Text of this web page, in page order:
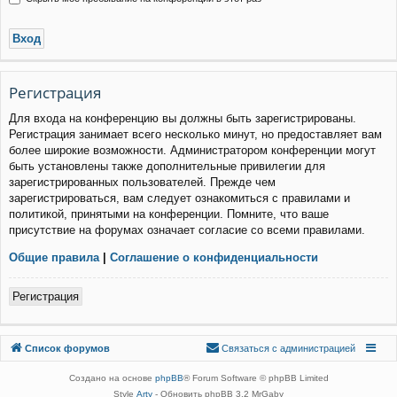
Регистрация
Для входа на конференцию вы должны быть зарегистрированы.
Регистрация занимает всего несколько минут, но предоставляет вам
более широкие возможности. Администратором конференции могут
быть установлены также дополнительные привилегии для
зарегистрированных пользователей. Прежде чем
зарегистрироваться, вам следует ознакомиться с правилами и
политикой, принятыми на конференции. Помните, что ваше
присутствие на форумах означает согласие со всеми правилами.
Общие правила | Соглашение о конфиденциальности
Регистрация
Список форумов
Связаться с
Связаться с администрацией
Создано на основе phpBB® Forum Software © phpBB Limited
Style Arty - Обновить phpBB 3.2 MrGaby